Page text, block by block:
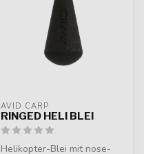
AVID CARP
RINGED HELI BLEI
Helikopter-Blei mit nose-